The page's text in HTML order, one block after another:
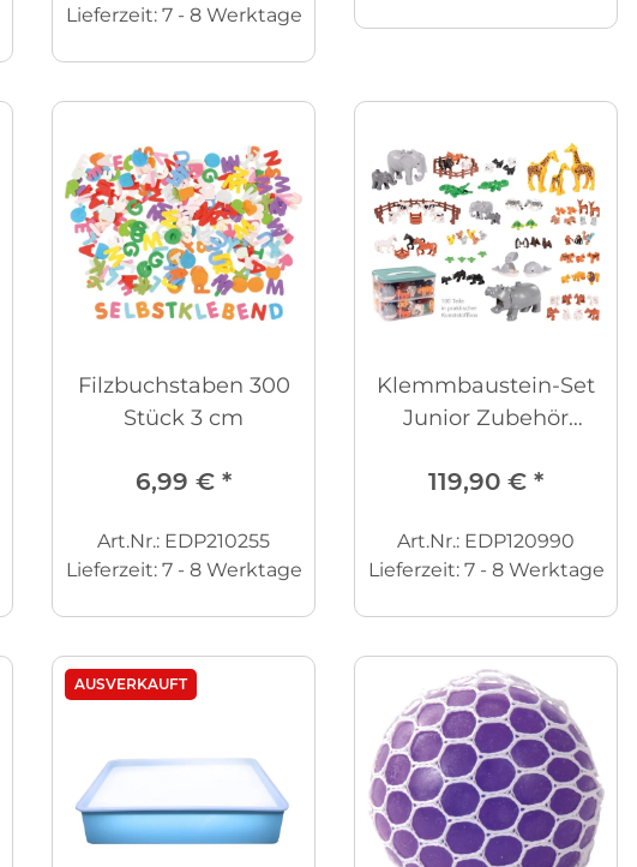
Lieferzeit: 7 - 8 Werktage
Filzbuchstaben 300
Stück 3 cm
6,99 € *
Art.Nr.: EDP210255
Lieferzeit: 7 - 8 Werktage
Klemmbaustein-Set
Junior Zubehör
119,90 € *
Art.Nr.: EDP120990
Lieferzeit: 7 - 8 Werktage
AUSVERKAUFT